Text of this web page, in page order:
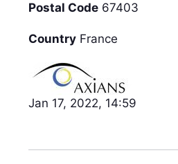
Postal Code 67403
Country France
Jan 17, 2022, 14:59